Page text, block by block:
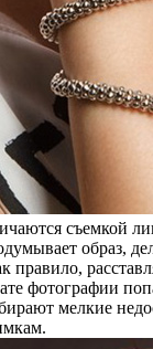
съемкой
образ,
правило,
фотографии
мелкие